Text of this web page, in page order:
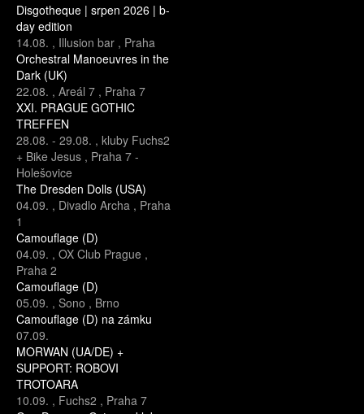
Disgotheque | srpen 2026 | b-
day edition
14.08. , Illusion bar , Praha
Orchestral Manoeuvres in the
Dark (UK)
22.08. , Areál 7 , Praha 7
XXI. PRAGUE GOTHIC
TREFFEN
28.08. - 29.08. , kluby Fuchs2
+ Bike Jesus , Praha 7 -
Holešovice
The Dresden Dolls (USA)
04.09. , Divadlo Archa , Praha
1
Camouflage (D)
04.09. , OX Club Prague ,
Praha 2
Camouflage (D)
05.09. , Sono , Brno
Camouflage (D) na zámku
07.09.
MORWAN (UA/DE) +
SUPPORT: ROBOVI
TROTOARA
10.09. , Fuchs2 , Praha 7